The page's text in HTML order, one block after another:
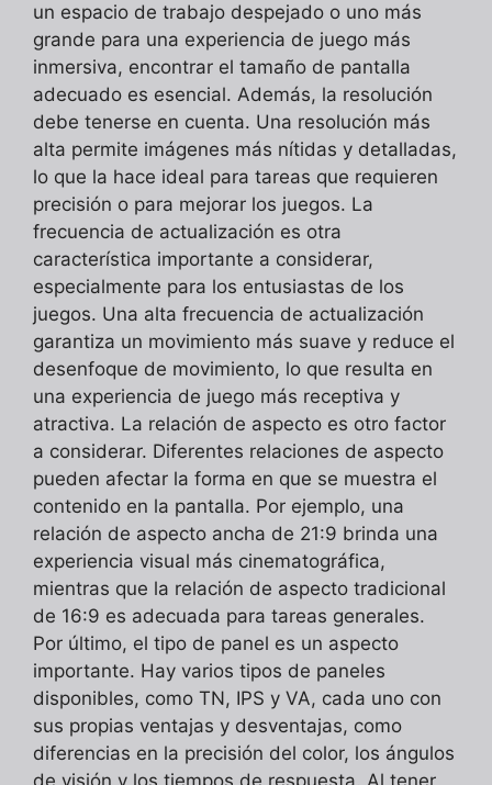
un espacio de trabajo despejado o uno más
grande para una experiencia de juego más
inmersiva, encontrar el tamaño de pantalla
adecuado es esencial. Además, la resolución
debe tenerse en cuenta. Una resolución más
alta permite imágenes más nítidas y detalladas,
lo que la hace ideal para tareas que requieren
precisión o para mejorar los juegos. La
frecuencia de actualización es otra
característica importante a considerar,
especialmente para los entusiastas de los
juegos. Una alta frecuencia de actualización
garantiza un movimiento más suave y reduce el
desenfoque de movimiento, lo que resulta en
una experiencia de juego más receptiva y
atractiva. La relación de aspecto es otro factor
a considerar. Diferentes relaciones de aspecto
pueden afectar la forma en que se muestra el
contenido en la pantalla. Por ejemplo, una
relación de aspecto ancha de 21:9 brinda una
experiencia visual más cinematográfica,
mientras que la relación de aspecto tradicional
de 16:9 es adecuada para tareas generales.
Por último, el tipo de panel es un aspecto
importante. Hay varios tipos de paneles
disponibles, como TN, IPS y VA, cada uno con
sus propias ventajas y desventajas, como
diferencias en la precisión del color, los ángulos
de visión y los tiempos de respuesta. Al tener